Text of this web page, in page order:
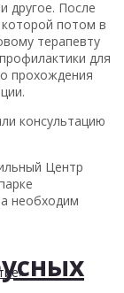
другое. После
потом в
терапевту
для
прохождения
консультацию
Центр
необходим